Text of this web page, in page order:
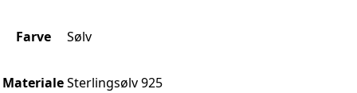
Farve Sølv
MaterialeSterlingsølv 925